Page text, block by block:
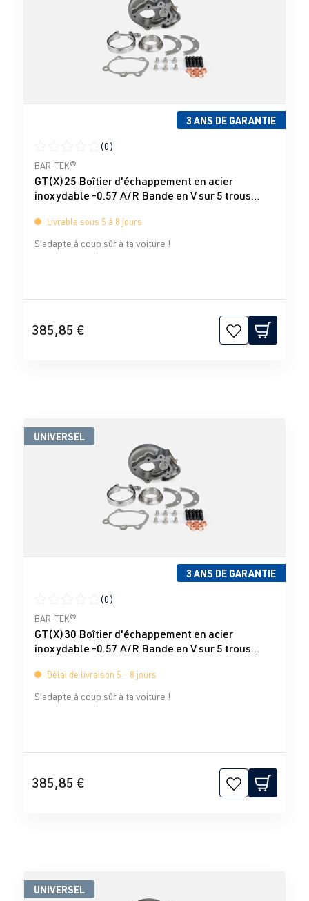
3 ANS DE GARANTIE
Note moyenne de 0 sur 5 étoiles
(0)
BAR-TEK®
GT(X)25 Boîtier d'échappement en acier
inoxydable -0.57 A/R Bande en V sur 5 trous
Livrable sous 5 à 8 jours
S'adapte à coup sûr à ta voiture !
385,85 €
UNIVERSEL
3 ANS DE GARANTIE
Note moyenne de 0 sur 5 étoiles
(0)
BAR-TEK®
GT(X)30 Boîtier d'échappement en acier
inoxydable -0.57 A/R Bande en V sur 5 trous
Délai de livraison 5 - 8 jours
S'adapte à coup sûr à ta voiture !
385,85 €
UNIVERSEL